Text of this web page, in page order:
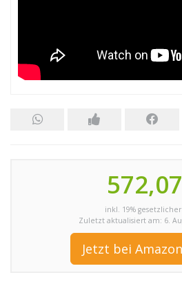
inkl. 19% gesetzlicher
Zuletzt aktualisiert am: 6.
Jetzt bei